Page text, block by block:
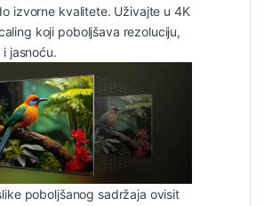
izvorne kvalitete. Uživajte u 4K
koji poboljšava rezoluciju,
jasnoću.
poboljšanog sadržaja ovisit